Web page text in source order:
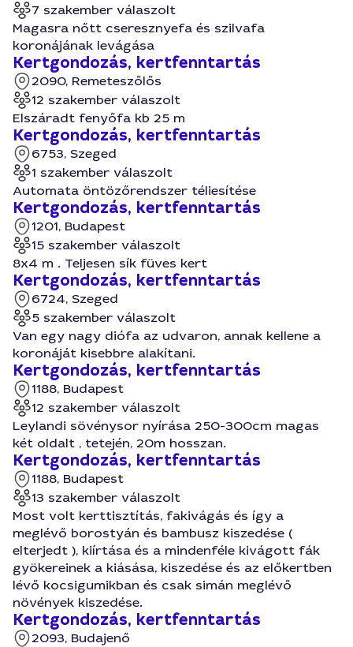
7 szakember válaszolt
Magasra nőtt cseresznyefa és szilvafa
koronájának levágása
Kertgondozás, kertfenntartás
2090, Remeteszőlős
12 szakember válaszolt
Elszáradt fenyőfa kb 25 m
Kertgondozás, kertfenntartás
6753, Szeged
1 szakember válaszolt
Automata öntözőrendszer téliesítése
Kertgondozás, kertfenntartás
1201, Budapest
15 szakember válaszolt
8x4 m . Teljesen sík füves kert
Kertgondozás, kertfenntartás
6724, Szeged
5 szakember válaszolt
Van egy nagy diófa az udvaron, annak kellene a
koronáját kisebbre alakítani.
Kertgondozás, kertfenntartás
1188, Budapest
12 szakember válaszolt
Leylandi sövénysor nyírása 250-300cm magas
két oldalt , tetején, 20m hosszan.
Kertgondozás, kertfenntartás
1188, Budapest
13 szakember válaszolt
Most volt kerttisztítás, fakivágás és így a
meglévő borostyán és bambusz kiszedése (
elterjedt ), kiírtása és a mindenféle kivágott fák
gyökereinek a kiásása, kiszedése és az előkertben
lévő kocsigumikban és csak simán meglévő
növények kiszedése.
Kertgondozás, kertfenntartás
2093, Budajenő